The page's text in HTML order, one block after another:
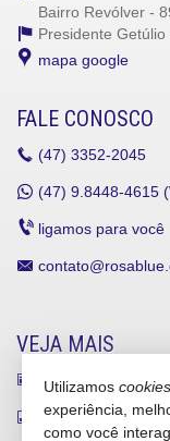
Bairro Revólver -
Presidente Getúlio
mapa google
FALE CONOSCO
(47) 3352-2045
(47) 9.8448-4615
ligamos para você
VEJA MAIS
receba nosso
indicadores
Utilizamos cookies
experiência,
como você